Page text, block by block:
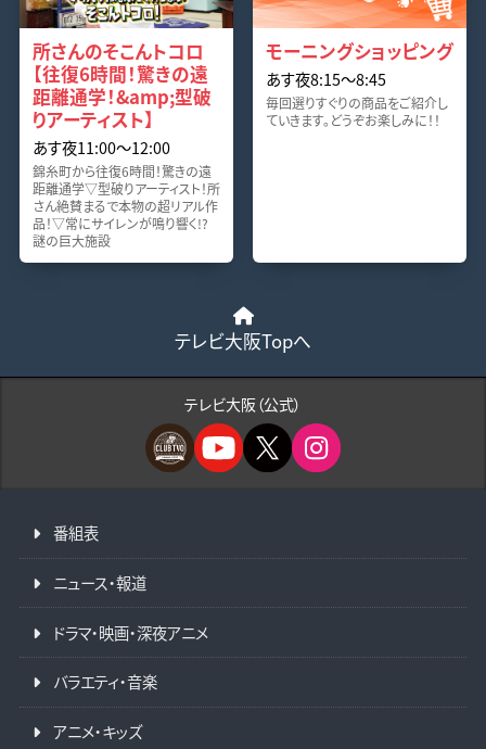
所さんのそこんトコロ
【往復6時間！驚きの遠
距離通学！&amp;型破
りアーティスト】
あす夜11:00〜12:00
錦糸町から往復6時間！驚きの遠
距離通学▽型破りアーティスト！所
さん絶賛まるで本物の超リアル作
品！▽常にサイレンが鳴り響く!?
謎の巨大施設
モーニングショッピング
あす夜8:15〜8:45
毎回選りすぐりの商品をご紹介し
ていきます。どうぞお楽しみに！！
テレビ大阪Topへ
テレビ大阪（公式）
番組表
ニュース・報道
ドラマ・映画・深夜アニメ
バラエティ・音楽
アニメ・キッズ